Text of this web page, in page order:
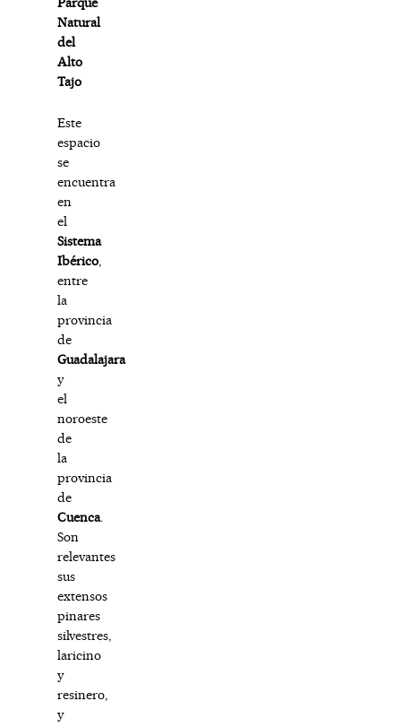
Natural
del
Alto
Tajo
Este
espacio
se
encuentra
en
el
Sistema
Ibérico,
entre
la
provincia
de
Guadalajara
y
el
noroeste
de
la
provincia
de
Cuenca.
Son
relevantes
sus
extensos
pinares
silvestres,
laricino
y
resinero,
y